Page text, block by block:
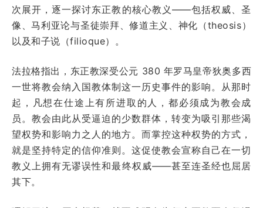
次展开，逐一探讨东正教的核心教义——包括权威、圣
像、马利亚论与圣徒崇拜、修道主义、神化（theosis）
以及和子说（filioque）。
法拉格指出，东正教深受公元 380 年罗马皇帝狄奥多西
一世将教会纳入国教体制这一历史事件的影响。从那时
起，凡想在仕途上有所进取的人，都必须成为教会成
员。教会由此从受逼迫的少数群体，转变为吸引那些渴
望权势和影响力之人的地方。而掌控这种权势的方式，
就是坚持特定的信仰准则。这促使教会宣称自己在一切
教义上拥有无谬误性和最终权威——甚至连圣经也屈居
其下。